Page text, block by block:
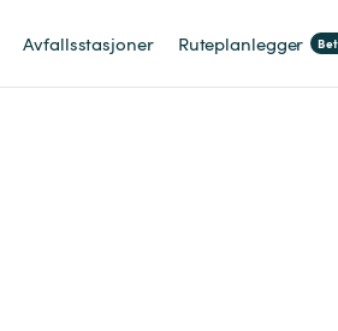
Avfallsstasjoner Ruteplanlegger